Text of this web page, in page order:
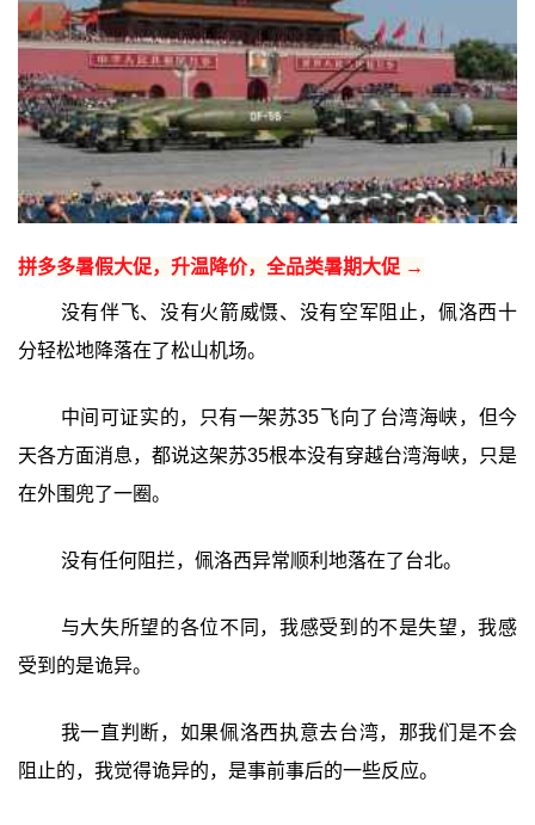
拼多多暑假大促，升温降价，全品类暑期大促 →
没有伴飞、没有火箭威慑、没有空军阻止，佩洛西十
分轻松地降落在了松山机场。
中间可证实的，只有一架苏35飞向了台湾海峡，但今
天各方面消息，都说这架苏35根本没有穿越台湾海峡，只是
在外围兜了一圈。
没有任何阻拦，佩洛西异常顺利地落在了台北。
与大失所望的各位不同，我感受到的不是失望，我感
受到的是诡异。
我一直判断，如果佩洛西执意去台湾，那我们是不会
阻止的，我觉得诡异的，是事前事后的一些反应。